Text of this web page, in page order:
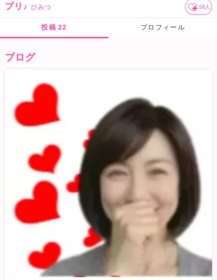
プリ♪ ひみつ 58 人
投稿 22 プロフィール
ブログ